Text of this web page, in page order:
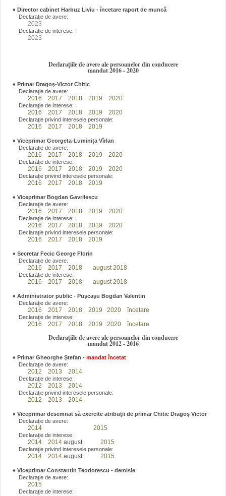
♦ Director cabinet Harbuz Liviu - încetare raport de muncă
Declaraţie de avere:
2023
Declaraţie de interese:
2023
Declarațiile de avere ale persoanelor din conducere
mandat 2016 - 2020
♦ Primar Dragoş-Victor Chitic
Declaraţie de avere:
2016 2017 2018 2019 2020
Declaraţie de interese:
2016 2017 2018 2019 2020
Declaraţie privind interesele personale:
2016 2017 2018 2019
♦ Viceprimar Georgeta-Luminița Vîrlan
Declaraţie de avere:
2016 2017 2018 2019 2020
Declaraţie de interese:
2016 2017 2018 2019 2020
Declaraţie privind interesele personale:
2016 2017 2018 2019
♦ Viceprimar Bogdan Gavrilescu
Declaraţie de avere:
2016 2017 2018 2019 2020
Declaraţie de interese:
2016 2017 2018 2019 2020
Declaraţie privind interesele personale:
2016 2017 2018 2019
♦ Secretar Fecic George Florin
Declaraţie de avere:
2016 2017 2018 august 2018
Declaraţie de interese:
2016 2017 2018 august 2018
♦ Administrator public - Puşcaşu Bogdan Valentin
Declaraţie de avere:
2016 2017 2018 2019 2020 încetare
Declaraţie de interese:
2016 2017 2018 2019 2020 încetare
Declarațiile de avere ale persoanelor din conducere
mandat 2012 - 2016
♦ Primar Gheorghe Ştefan - mandat încetat
Declaraţie de avere:
2012 2013 2014
Declaraţie de interese:
2012 2013 2014
Declaraţie privind interesele personale:
2012 2013 2014
♦ Viceprimar desemnat să exercite atribuţii de primar Chitic Dragoş Victor
Declaraţie de avere:
2014 2015
Declaraţie de interese:
2014 2014 august 2015
Declaraţie privind interesele personale:
2014 2014 august 2015
♦ Viceprimar Constantin Teodorescu - demisie
Declaraţie de avere:
2015
Declaraţie de interese: